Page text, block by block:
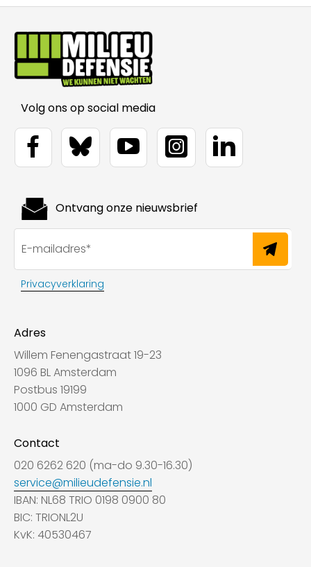
Volg ons op social media
Adres
Willem Fenengastraat 19-23
1096 BL Amsterdam
Postbus 19199
1000 GD Amsterdam
Contact
020 6262 620 (ma-do 9.30-16.30)
service@milieudefensie.nl
IBAN: NL68 TRIO 0198 0900 80
BIC: TRIONL2U
KvK: 40530467
Ontvang onze nieuwsbrief
Privacyverklaring